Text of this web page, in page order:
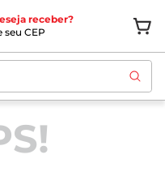
receber?
CEP